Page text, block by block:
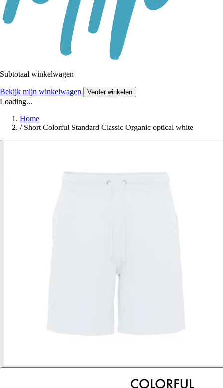
Subtotaal winkelwagen
Bekijk mijn winkelwagen Verder winkelen
Loading...
Home
/ Short Colorful Standard Classic Organic optical white